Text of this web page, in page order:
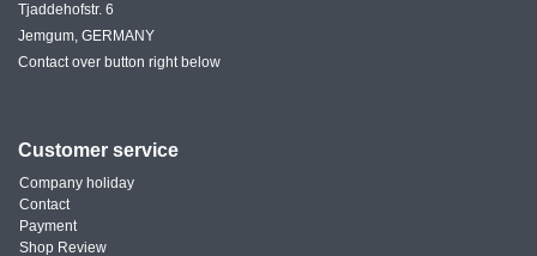
Tjaddehofstr. 6
Jemgum, GERMANY
Contact over button right below
Customer service
Company holiday
Contact
Payment
Shop Review